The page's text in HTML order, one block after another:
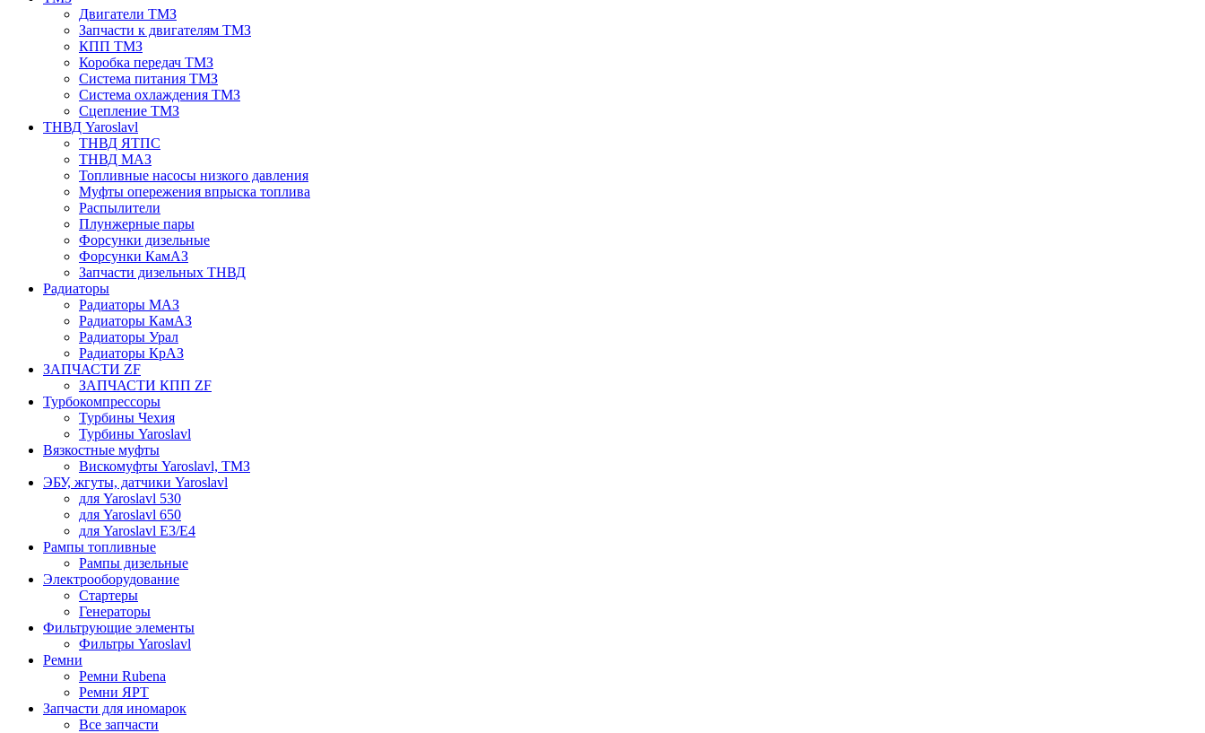
Двигатели ТМЗ
Запчасти к двигателям ТМЗ
КПП ТМЗ
Коробка передач ТМЗ
Система питания ТМЗ
Система охлаждения ТМЗ
Сцепление ТМЗ
ТНВД Yaroslavl
ТНВД ЯТПС
ТНВД МАЗ
Топливные насосы низкого давления
Муфты опережения впрыска топлива
Распылители
Плунжерные пары
Форсунки дизельные
Форсунки КамАЗ
Запчасти дизельных ТНВД
Радиаторы
Радиаторы МАЗ
Радиаторы КамАЗ
Радиаторы Урал
Радиаторы КрАЗ
ЗАПЧАСТИ ZF
ЗАПЧАСТИ КПП ZF
Турбокомпрессоры
Турбины Чехия
Турбины Yaroslavl
Вязкостные муфты
Вискомуфты Yaroslavl, ТМЗ
ЭБУ, жгуты, датчики Yaroslavl
для Yaroslavl 530
для Yaroslavl 650
для Yaroslavl Е3/Е4
Рампы топливные
Рампы дизельные
Электрооборудование
Стартеры
Генераторы
Фильтрующие элементы
Фильтры Yaroslavl
Ремни
Ремни Rubena
Ремни ЯРТ
Запчасти для иномарок
Все запчасти